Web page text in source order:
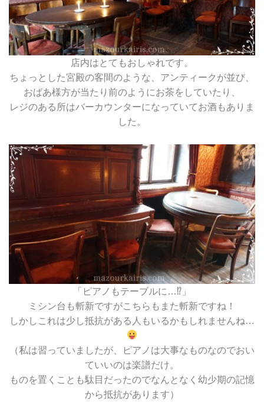
店内はとてもおしゃれです。
ちょっとした宮殿の客間のような、アンティークが並び、
おばあ様方が当たり前のようにお茶をしていたり、
レジのある所はバーカウンターになっていてお酒もありま
した。
「ピアノもテーブルに…⁉」
ミシン台も斬新ですがこちらもまた斬新ですね！
しかしこれは少し抵抗がある人もいるかもしれませんね…
（私は習っていましたが、ピアノは大事なものなのでおい
ていいのは楽譜だけ。
ものを置くことも駄目だったのでなんとなく幼少期の記憶
から抵抗があります）